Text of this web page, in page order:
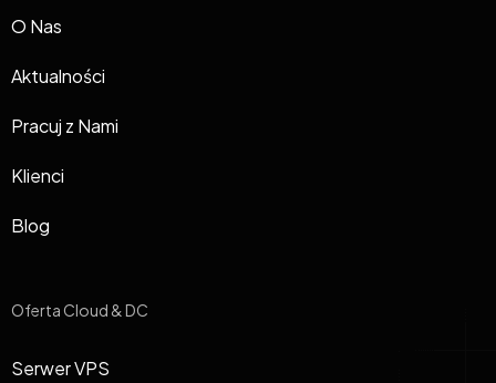
O Nas
Aktualności
Pracuj z Nami
Klienci
Blog
Oferta Cloud & DC
Serwer VPS